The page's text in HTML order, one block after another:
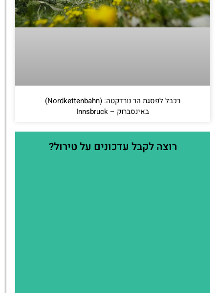
רכבל לפסגת הר נורדקטה: (Nordkettenbahn)
באינסברוק – Innsbruck
רוצה לקבל עדכונים על טירול?